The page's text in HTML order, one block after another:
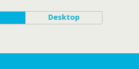
Desktop